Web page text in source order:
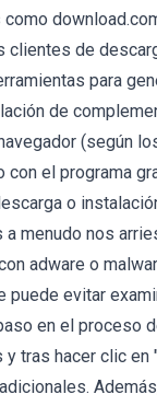
clientes de
para
de
(según
con el programa
o
menudo nos
adware o
puede evitar
en el proceso
tras hacer clic en